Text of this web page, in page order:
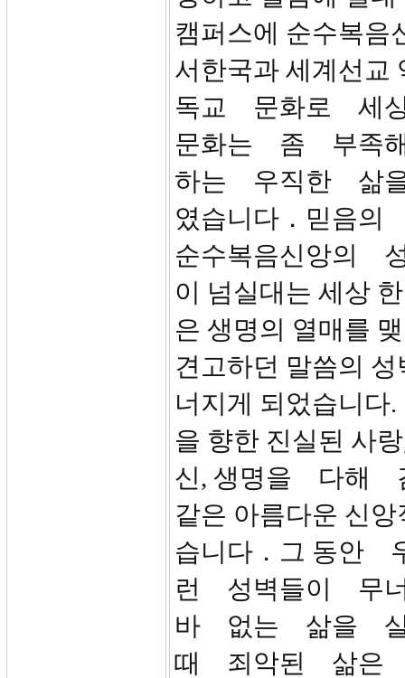
캠퍼스에 순수복음
서한국과 세계선교
독교 문화로 세
문화는 좀 부족
하는 우직한 삶
였습니다．믿음
순수복음신앙의
이 넘실대는 세상
은 생명의 열매를
견고하던 말씀의
너지게 되었습니
을 향한 진실된 사
신, 생명을 다해
같은 아름다운 신
습니다．그 동안
런 성벽들이
바 없는 삶을
때 죄악된 삶은